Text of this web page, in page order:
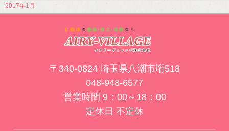
2017年1月
〒340-0824 埼玉県八潮市垳518
048-948-6577
営業時間 9：00～18：00
定休日 不定休